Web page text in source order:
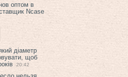
оптом в
Ncase
діаметр
щоб
20:42